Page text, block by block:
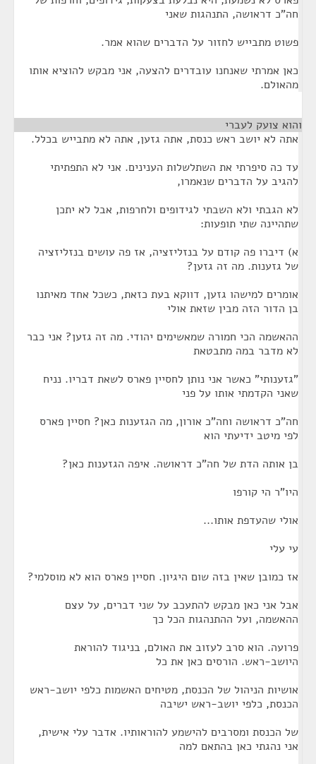
חה"כ דראושה, התנהגות שאני
פשוט מתבייש לחזור על הדברים שהוא אמר.
כאן אמרתי שאנחנו עובדרים להצעה, אני מבקש להוציא אותו
מהאולם.
והוא צועק לעברי
אתה לא יושב ראש כנסת, אתה גזען, אתה לא מתבייש בכלל.
עד כה סיפרתי את השתלשלות הענינים. אני לא התפתיתי
להגיב על הדברים שנאמרו,
לא הגבתי ולא השבתי לגידופים ולחרפות, אבל לא יתכן
שתהיינה שתי תופעות:
א) דיברו פה קודם על בנזליזציה, אז פה עושים בנזליזציה
של גזענות. מה זה גזען?
אומרים למישהו גזען, דווקא בעת כזאת, כשכל אחד מאיתנו
בן הדור הזה מבין שזאת אולי
ההאשמה הכי חמורה שמאשימים יהודי. מה זה גזען? אני כבר
לא מדבר במה מתבטאת
"גזענותי" כאשר אני נותן לחסיין פארס לשאת דבריו. נניח
שאני הקדמתי אותו על פני
חה"כ דראושה וחה"כ אורון, מה הגזענות כאן? חסיין פארס
לפי מיטב ידיעתי הוא
בן אותה הדת של חה"כ דראושה. איפה הגזענות כאן?
היו"ר הי קורפו
אולי שהעדפת אותו...
עי עלי
אז כמובן שאין בזה שום היגיון. חסיין פארס הוא לא מוסלמי?
אבל אני כאן מבקש להתעכב על שני דברים, על עצם
ההאשמה, ועל ההתנהגות הכל כך
פרועה. הוא סרב לעזוב את האולם, בניגוד להוראת
היושב-ראש. הורסים כאן את כל
אושיות הניהול של הכנסת, מטיחים האשמות כלפי יושב-ראש
הכנסת, כלפי יושב-ראש ישיבה
של הכנסת ומסרבים להישמע להוראותיו. אדבר עלי אישית,
אני נהגתי כאן בהתאם למה